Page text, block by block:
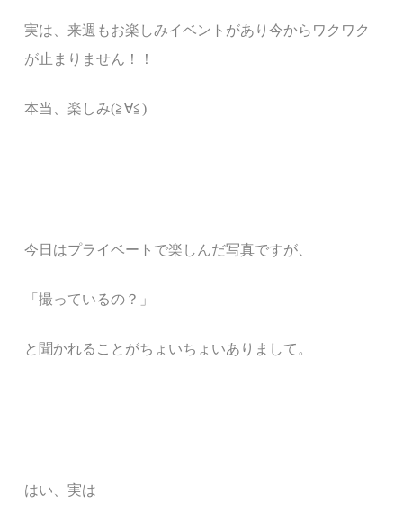
実は、来週もお楽しみイベントがあり今からワクワク
が止まりません！！
本当、楽しみ(≧∀≦)
今日はプライベートで楽しんだ写真ですが、
「撮っているの？」
と聞かれること がちょいちょいありまして。
はい、実は